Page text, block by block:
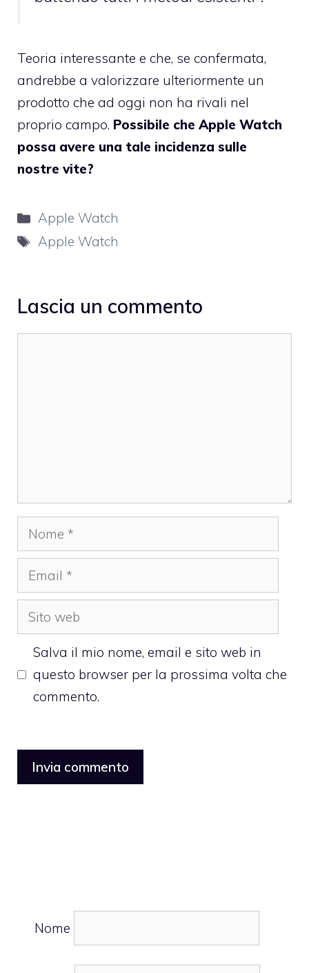
Teoria interessante e che, se confermata,
andrebbe a valorizzare ulteriormente un
prodotto che ad oggi non ha rivali nel
proprio campo. Possibile che Apple Watch
possa avere una tale incidenza sulle
nostre vite?
Categorie
Apple Watch
Tag
Apple Watch
Lascia un commento
Nome
Email
Sito
web
Salva il mio nome, email e sito web in
questo browser per la prossima volta che
commento.
Nome